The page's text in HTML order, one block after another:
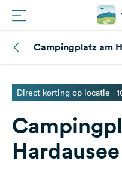
Routes
Campings
Magazine
Partners
Campingplatz am
Direct korting op locatie -
Hardausee